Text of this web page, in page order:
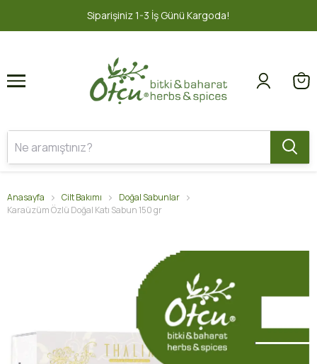
1-3 İş Günü Kargoda! 1 2
Anasayfa Cilt Bakımı
Doğal Sabunlar
Karaüzüm Özlü Doğal Katı Sabun 150 gr